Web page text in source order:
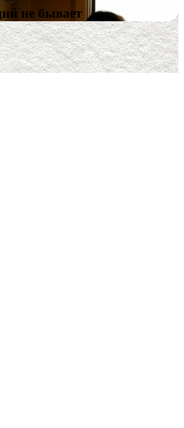
не бывает